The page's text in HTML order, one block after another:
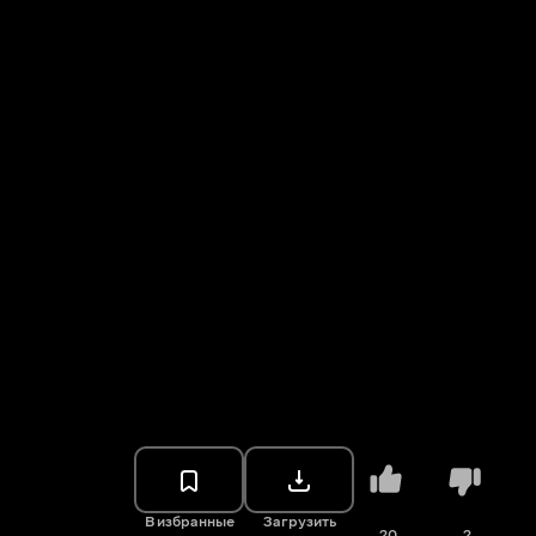
В избранные Загрузить